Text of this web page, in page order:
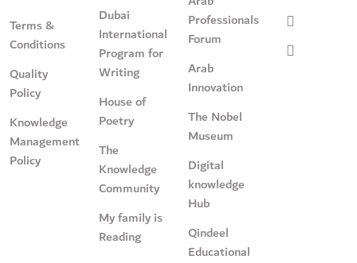
Terms &
Conditions
Quality
Policy
Knowledge
Management
Policy
Dubai
International
Program for
Writing
House of
Poetry
The
Knowledge
Community
My family is
Reading
Professionals
Forum
Arab
Innovation
The Nobel
Museum
Digital
knowledge
Hub
Qindeel
Educational